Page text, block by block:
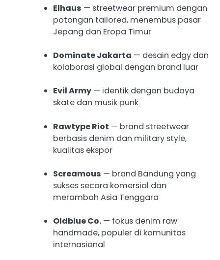
Elhaus — streetwear premium dengan
potongan tailored, menembus pasar
Jepang dan Eropa Timur
Dominate Jakarta — desain edgy dan
kolaborasi global dengan brand luar
Evil Army — identik dengan budaya
skate dan musik punk
Rawtype Riot — brand streetwear
berbasis denim dan military style,
kualitas ekspor
Screamous — brand Bandung yang
sukses secara komersial dan
merambah Asia Tenggara
Oldblue Co. — fokus denim raw
handmade, populer di komunitas
internasional